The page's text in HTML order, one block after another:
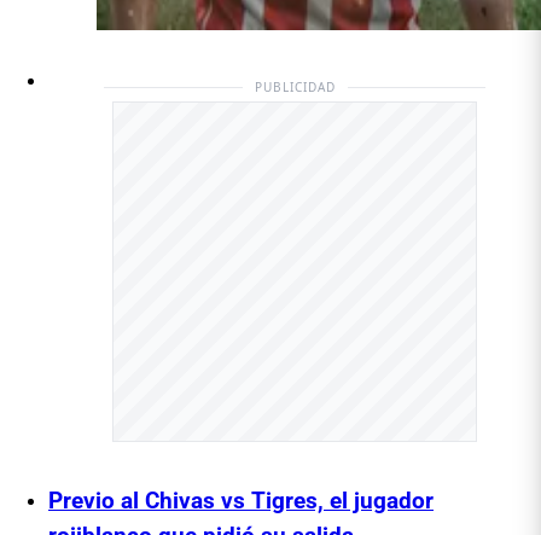
PUBLICIDAD
Previo al Chivas vs Tigres, el jugador